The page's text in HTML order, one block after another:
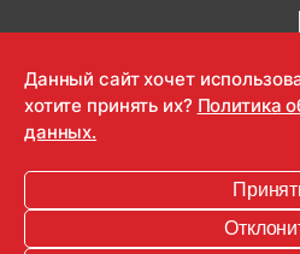
OOO "Радио-Любовь" 2000-2026
Информация для
Данный сайт хочет
хотите принять их? Политика
данных.